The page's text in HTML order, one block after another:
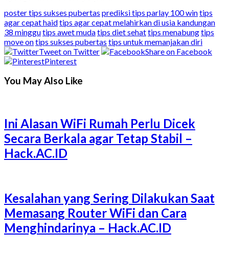
poster tips sukses pubertas prediksi tips parlay 100 wintips
agar cepat haidtips agar cepat melahirkan di usia kandungan
38 minggutips awet mudatips diet sehattips menabungtips
move ontips sukses pubertas tips untuk memanjakan diri
Tweet on Twitter
Share on Facebook
Pinterest
You May Also Like
Ini Alasan WiFi Rumah Perlu Dicek
Secara Berkala agar Tetap Stabil –
Hack.AC.ID
Kesalahan yang Sering Dilakukan Saat
Memasang Router WiFi dan Cara
Menghindarinya – Hack.AC.ID